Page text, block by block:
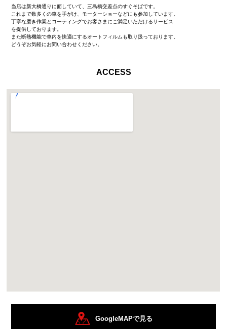
当店は新大橋通りに面していて、三島橋交差点のすぐそばです。
これまで数多くの車を手がけ、モーターショーなどにも参加しています。
丁寧な磨き作業とコーティングでお客さまにご満足いただけるサービス
を提供しております。
また断熱機能で車内を快適にするオートフィルムも取り扱っております。
どうぞお気軽にお問い合わせください。
ACCESS
GoogleMAPで見る